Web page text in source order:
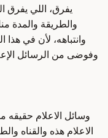
يفرق، اللي يفرق
والطريقة والمدة
وانتباهه، لأن في هذا
وفوضى من الرسائل
وسائل الاعلام حقيقه
الاعلام هذه والقناه